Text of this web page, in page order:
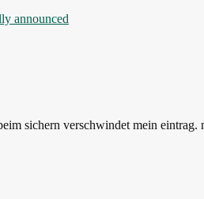
announced
sichern verschwindet mein